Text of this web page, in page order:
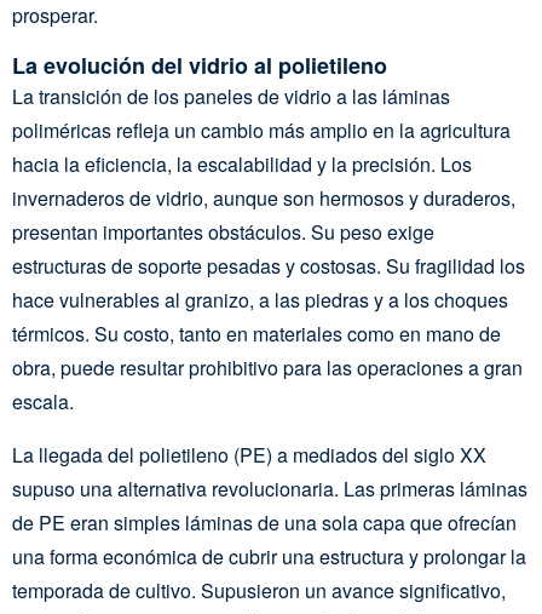
prosperar.
La evolución del vidrio al polietileno
La transición de los paneles de vidrio a las láminas
poliméricas refleja un cambio más amplio en la agricultura
hacia la eficiencia, la escalabilidad y la precisión. Los
invernaderos de vidrio, aunque son hermosos y duraderos,
presentan importantes obstáculos. Su peso exige
estructuras de soporte pesadas y costosas. Su fragilidad los
hace vulnerables al granizo, a las piedras y a los choques
térmicos. Su costo, tanto en materiales como en mano de
obra, puede resultar prohibitivo para las operaciones a gran
escala.
La llegada del polietileno (PE) a mediados del siglo XX
supuso una alternativa revolucionaria. Las primeras láminas
de PE eran simples láminas de una sola capa que ofrecían
una forma económica de cubrir una estructura y prolongar la
temporada de cultivo. Supusieron un avance significativo,